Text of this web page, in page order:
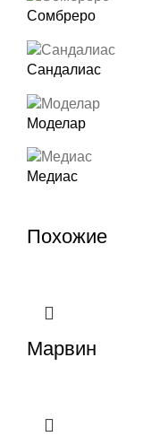
Сомбреро
Сандалиас
Моделар
Медиас
Похожие
Марвин